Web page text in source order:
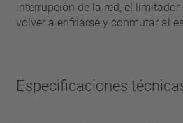
interrupción de la red, el
volver a enfriarse y conmutar al
Especificaciones